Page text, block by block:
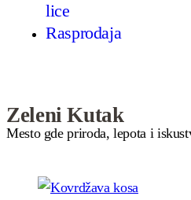
lice
Rasprodaja
Zeleni Kutak
Mesto gde priroda, lepota i